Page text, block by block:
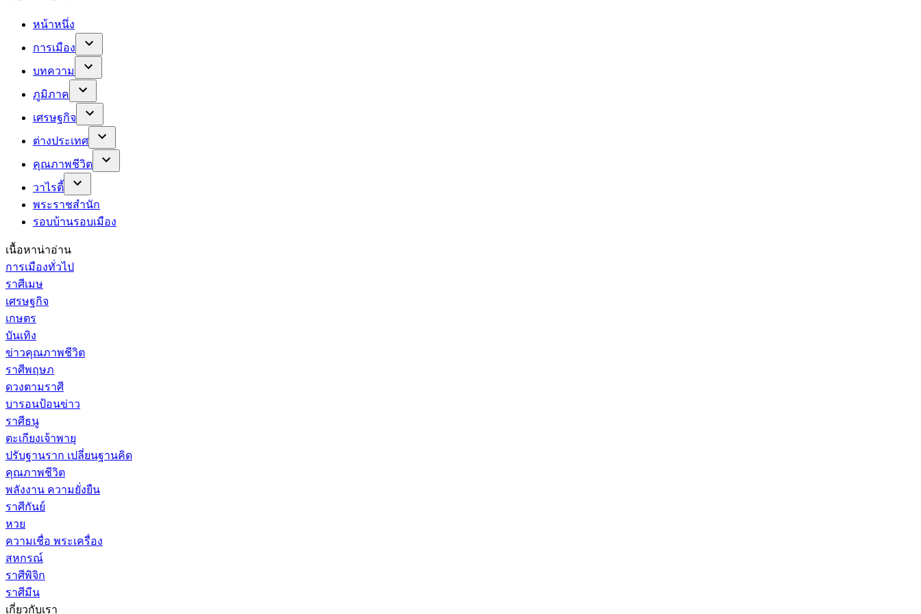
หน้าหนึ่ง
การเมือง
บทความ
ภูมิภาค
เศรษฐกิจ
ต่างประเทศ
คุณภาพชีวิต
วาไรตี้
พระราชสำนัก
รอบบ้านรอบเมือง
เนื้อหาน่าอ่าน
การเมืองทั่วไป
ราศีเมษ
เศรษฐกิจ
เกษตร
บันเทิง
ข่าวคุณภาพชีวิต
ราศีพฤษภ
ดวงตามราศี
บารอนป้อนข่าว
ราศีธนู
ตะเกียงเจ้าพายุ
ปรับฐานราก เปลี่ยนฐานคิด
คุณภาพชีวิต
พลังงาน ความยั่งยืน
ราศีกันย์
หวย
ความเชื่อ พระเครื่อง
สหกรณ์
ราศีพิจิก
ราศีมีน
เกี่ยวกับเรา